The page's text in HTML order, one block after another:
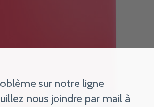
sur notre ligne
nous joindre par mail à